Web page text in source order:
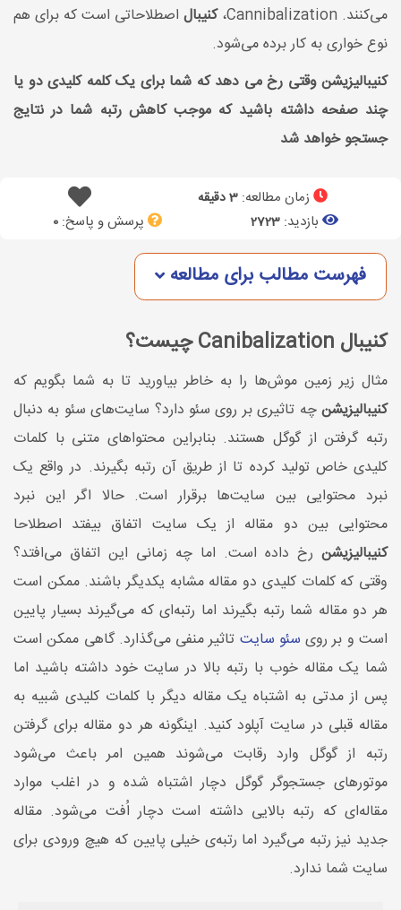
می‌کنند. Cannibalization،
کنیبال اصطلاحاتی است که برای هم
‌نوع خواری به کار برده می‌شود.
کنیبالیزیشن وقتی رخ می دهد که شما برای یک کلمه کلیدی دو یا
چند صفحه داشته باشید که موجب کاهش رتبه شما در نتایج
جستجو خواهد شد
زمان مطالعه: 3 دقیقه
بازدید:2723 پرسش و پاسخ:0
فهرست مطالب برای مطالعه
کنیبال Canibalization چیست؟
مثال زیر زمین موش‌ها را به خاطر بیاورید تا به شما بگویم که
کنیبالیزیشنچه تاثیری بر روی سئو دارد؟ سایت‌های سئو به دنبال
رتبه گرفتن از گوگل هستند. بنابراین محتواهای متنی با کلمات
کلیدی خاص تولید کرده تا از طریق آن رتبه بگیرند. در واقع یک
نبرد محتوایی بین سایت‌ها برقرار است. حالا اگر این نبرد
محتوایی بین دو مقاله از یک سایت اتفاق بیفتد اصطلاحا
کنیبالیزیشن رخ داده است. اما چه زمانی این اتفاق می‌افتد؟
وقتی که کلمات کلیدی دو مقاله مشابه یکدیگر باشند. ممکن است
هر دو مقاله شما رتبه بگیرند اما رتبه‌ای که می‌گیرند بسیار پایین
است و بر روی سئو سایت تاثیر منفی می‌گذارد. گاهی ممکن است
شما یک مقاله خوب با رتبه بالا در سایت خود داشته باشید اما
پس از مدتی به اشتباه یک مقاله دیگر با کلمات کلیدی شبیه به
مقاله قبلی در سایت آپلود کنید. اینگونه هر دو مقاله برای گرفتن
رتبه از گوگل وارد رقابت می‌شوند همین امر باعث می‌شود
موتورهای جستجوگر گوگل دچار اشتباه شده و در اغلب موارد
مقاله‌ای که رتبه بالایی داشته است دچار اُفت می‌شود. مقاله
جدید نیز رتبه می‌گیرد اما رتبه‌ی خیلی پایین که هیچ ورودی برای
سایت شما ندارد.